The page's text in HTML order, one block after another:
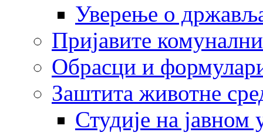
Уверење о
Пријавите
Обрасци и
Заштита животне
Студије на